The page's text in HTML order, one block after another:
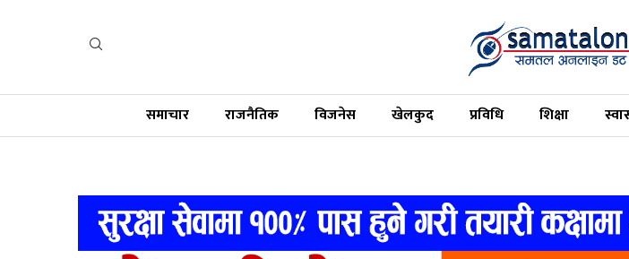
समाचार राजनैतिक विजनेस खेलकुद प्रविधि शिक्षा